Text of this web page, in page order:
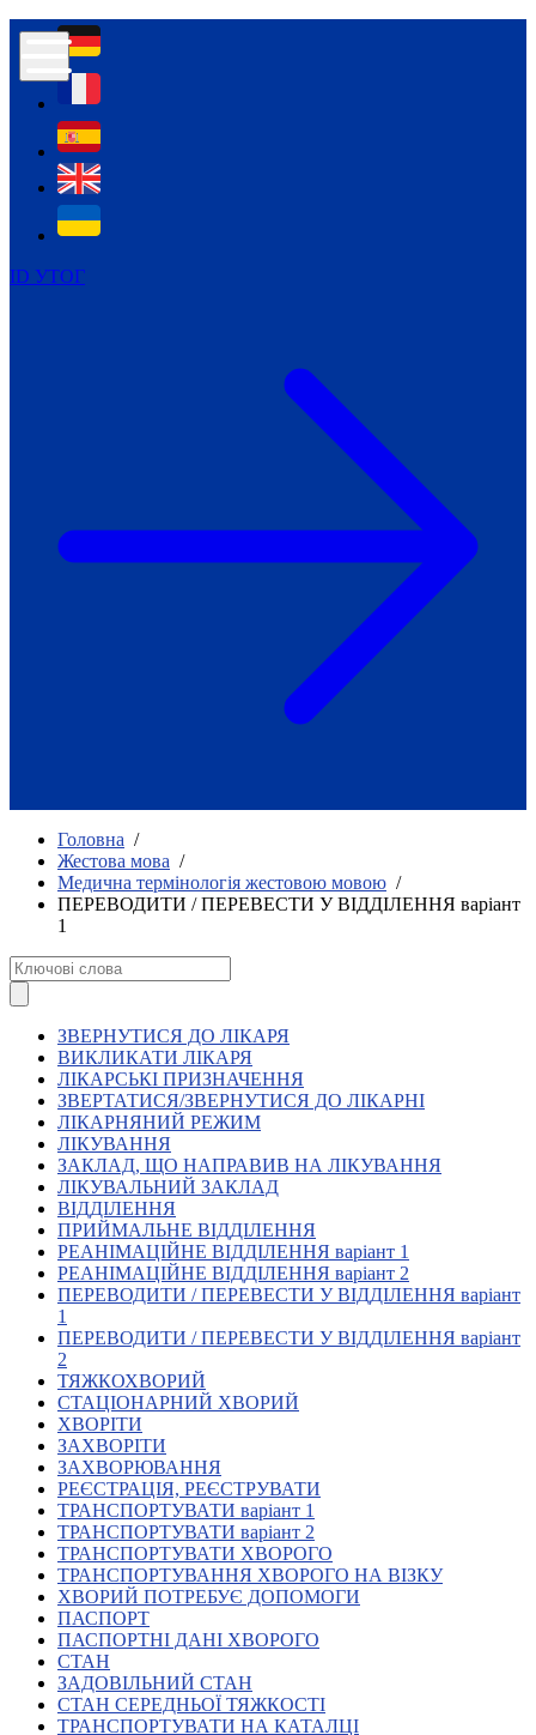
ID УТОГ
Контур психологічної безпеки глухих
Всеукраїнський пісенний
челендж «Україно, ти є!»
Молодіжний челендж «Жестова
мова для мене – це…»
Репортажі спеціальних та
інклюзивних начальних закладів
України
Як приклад стійкості спільноти
Говоримо коротко про наболіле
Міжнародний тиждень глухих людей
Всеукраїнський челендж «Молодь
співає»
жестову мову.
УТОГ»: прийом заявок 2023
Флешмоб «Історії успіхів, які надихають»
Переклад жестовою мовою
90 років УТОГ
93 роки УТОГ
Історії та спогади ветеранів УТОГ
Кадрові зміни
Працевлаштування
Про глухих
Постаті в УТОГ
Все про УТОГ: ваші права, послуги та підтримка:
Важлива інформація
Благодійні справи
Історія глухих
Коронавірус
Брифінги
Корисні інформаційні матеріали від Т. Ломакіної
Керівництво УТОГ
Громадські ради УТОГ ⩺
Всеукраїнська Рада голів обласних
організацій УТОГ
Всеукраїнська Рада ветеранів УТОГ
Всеукраїнська Рада перекладачів жестової
мови УТОГ
Всеукраїнська Рада директорів УТОГ
Всеукраїнська молодіжна Рада УТОГ
Молодіжні лідери УТОГ
Ветерани УТОГ
Мережа УТОГ
Підприємства УТОГ
Рекорди УТОГ
Видання УТОГ
Головна /
Жестова мова /
Медична термінологія жестовою мовою /
ПЕРЕВОДИТИ / ПЕРЕВЕСТИ У ВІДДІЛЕННЯ варіант
1
ЗВЕРНУТИСЯ ДО ЛІКАРЯ
ВИКЛИКАТИ ЛІКАРЯ
ЛІКАРСЬКІ ПРИЗНАЧЕННЯ
ЗВЕРТАТИСЯ/ЗВЕРНУТИСЯ ДО ЛІКАРНІ
ЛІКАРНЯНИЙ РЕЖИМ
ЛІКУВАННЯ
ЗАКЛАД, ЩО НАПРАВИВ НА ЛІКУВАННЯ
ЛІКУВАЛЬНИЙ ЗАКЛАД
ВІДДІЛЕННЯ
ПРИЙМАЛЬНЕ ВІДДІЛЕННЯ
РЕАНІМАЦІЙНЕ ВІДДІЛЕННЯ варіант 1
РЕАНІМАЦІЙНЕ ВІДДІЛЕННЯ варіант 2
ПЕРЕВОДИТИ / ПЕРЕВЕСТИ У ВІДДІЛЕННЯ варіант
1
ПЕРЕВОДИТИ / ПЕРЕВЕСТИ У ВІДДІЛЕННЯ варіант
2
ТЯЖКОХВОРИЙ
СТАЦІОНАРНИЙ ХВОРИЙ
ХВОРІТИ
ЗАХВОРІТИ
ЗАХВОРЮВАННЯ
РЕЄСТРАЦІЯ, РЕЄСТРУВАТИ
ТРАНСПОРТУВАТИ варіант 1
ТРАНСПОРТУВАТИ варіант 2
ТРАНСПОРТУВАТИ ХВОРОГО
ТРАНСПОРТУВАННЯ ХВОРОГО НА ВІЗКУ
ХВОРИЙ ПОТРЕБУЄ ДОПОМОГИ
ПАСПОРТ
ПАСПОРТНІ ДАНІ ХВОРОГО
СТАН
ЗАДОВІЛЬНИЙ СТАН
СТАН СЕРЕДНЬОЇ ТЯЖКОСТІ
ТРАНСПОРТУВАТИ НА КАТАЛЦІ